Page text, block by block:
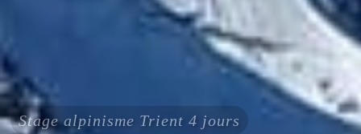
Stage alpinisme Trient 4 jours